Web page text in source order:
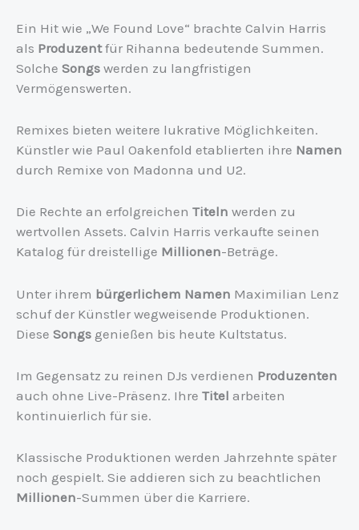
Ein Hit wie „We Found Love“ brachte Calvin Harris
als Produzentfür Rihanna bedeutende Summen.
Solche Songs werden zu langfristigen
Vermögenswerten.
Remixes bieten weitere lukrative Möglichkeiten.
Künstler wie Paul Oakenfold etablierten ihre Namen
durch Remixe von Madonna und U2.
Die Rechte an erfolgreichen Titeln werden zu
wertvollen Assets. Calvin Harris verkaufte seinen
Katalog für dreistellige Millionen-Beträge.
Unter ihrem bürgerlichem Namen Maximilian Lenz
schuf der Künstler wegweisende Produktionen.
Diese Songs genießen bis heute Kultstatus.
Im Gegensatz zu reinen DJs verdienen Produzenten
auch ohne Live-Präsenz. Ihre Titel arbeiten
kontinuierlich für sie.
Klassische Produktionen werden Jahrzehnte später
noch gespielt. Sie addieren sich zu beachtlichen
Millionen-Summen über die Karriere.